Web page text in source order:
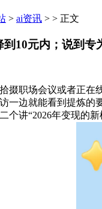
> ai资讯 > > 正文
到10元内；说到专
职场会议或者正在线
一边就能看到提炼的
个讲“2026年变现的